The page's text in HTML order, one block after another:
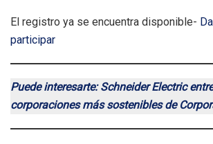
El registro ya se encuentra disponible-
participar
Puede interesarte: Schneider Electric
corporaciones más sostenibles de